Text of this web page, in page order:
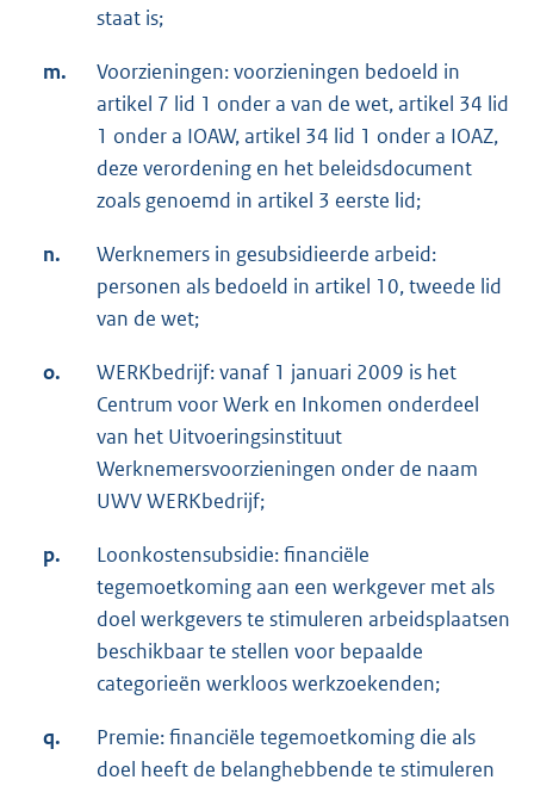
staat is;
m.
Voorzieningen: voorzieningen bedoeld in
artikel 7 lid 1 onder a van de wet, artikel 34 lid
1 onder a IOAW, artikel 34 lid 1 onder a IOAZ,
deze verordening en het beleidsdocument
zoals genoemd in artikel 3 eerste lid;
n.
Werknemers in gesubsidieerde arbeid:
personen als bedoeld in artikel 10, tweede lid
van de wet;
o.
WERKbedrijf: vanaf 1 januari 2009 is het
Centrum voor Werk en Inkomen onderdeel
van het Uitvoeringsinstituut
Werknemersvoorzieningen onder de naam
UWV WERKbedrijf;
p.
Loonkostensubsidie: financiële
tegemoetkoming aan een werkgever met als
doel werkgevers te stimuleren arbeidsplaatsen
beschikbaar te stellen voor bepaalde
categorieën werkloos werkzoekenden;
q.
Premie: financiële tegemoetkoming die als
doel heeft de belanghebbende te stimuleren